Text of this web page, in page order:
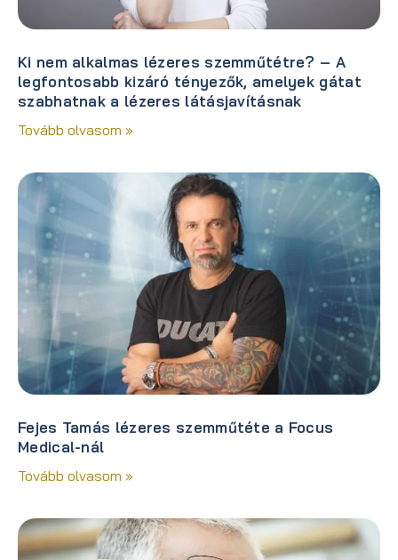
Ki nem alkalmas lézeres szemműtétre? – A
legfontosabb kizáró tényezők, amelyek gátat
szabhatnak a lézeres látásjavításnak
Tovább olvasom »
Fejes Tamás lézeres szemműtéte a Focus
Medical-nál
Tovább olvasom »